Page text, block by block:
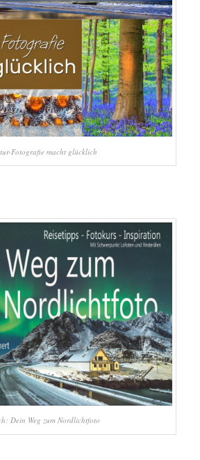
Fotografie macht glücklich
Dein Weg zum Nordlichtfoto